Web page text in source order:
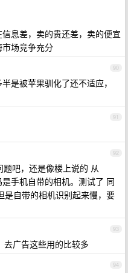
息差，卖的贵还差，卖的便宜
场竞争充分
90
是被苹果驯化了还不适应，
91
92
吧，还是像楼上说的 从
手机自带的相机。测试了 同
是自带的相机识别起来慢，要
93
广告这些用的比较多
94